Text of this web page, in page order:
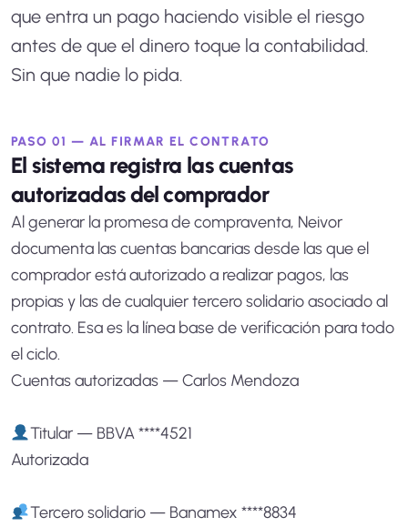
que entra un pago haciendo visible el riesgo
antes de que el dinero toque la contabilidad.
Sin que nadie lo pida.
PASO 01 — AL FIRMAR EL CONTRATO
El sistema registra las cuentas
autorizadas del comprador
Al generar la promesa de compraventa, Neivor
documenta las cuentas bancarias desde las que el
comprador está autorizado a realizar pagos, las
propias y las de cualquier tercero solidario asociado al
contrato. Esa es la línea base de verificación para todo
el ciclo.
Cuentas autorizadas — Carlos Mendoza
Titular — BBVA ****4521
Autorizada
Tercero solidario — Banamex ****8834